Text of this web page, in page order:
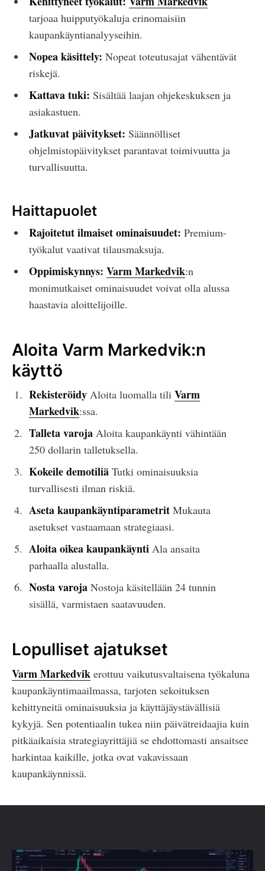
tarjoaa huipputyökaluja erinomaisiin
kaupankäyntianalyyseihin.
Nopea käsittely: Nopeat toteutusajat vähentävät
riskejä.
Kattava tuki: Sisältää laajan ohjekeskuksen ja
asiakastuen.
Jatkuvat päivitykset: Säännölliset
ohjelmistopäivitykset parantavat toimivuutta ja
turvallisuutta.
Haittapuolet
Rajoitetut ilmaiset ominaisuudet: Premium-
työkalut vaativat tilausmaksuja.
Oppimiskynnys: Varm Markedvik:n
monimutkaiset ominaisuudet voivat olla alussa
haastavia aloittelijoille.
Aloita Varm Markedvik:n
käyttö
RekisteröidyAloita luomalla tili Varm
Markedvik:ssa.
Talleta varojaAloita kaupankäynti vähintään
250 dollarin talletuksella.
Kokeile demotiliäTutki ominaisuuksia
turvallisesti ilman riskiä.
Aseta kaupankäyntiparametritMukauta
asetukset vastaamaan strategiaasi.
Aloita oikea kaupankäyntiAla ansaita
parhaalla alustalla.
Nosta varojaNostoja käsitellään 24 tunnin
sisällä, varmistaen saatavuuden.
Lopulliset ajatukset
Varm Markedvik erottuu vaikutusvaltaisena työkaluna
kaupankäyntimaailmassa, tarjoten sekoituksen
kehittyneitä ominaisuuksia ja käyttäjäystävällisiä
kykyjä. Sen potentiaalin tukea niin päivätreidaajia kuin
pitkäaikaisia strategiayrittäjiä se ehdottomasti ansaitsee
harkintaa kaikille, jotka ovat vakavissaan
kaupankäynnissä.